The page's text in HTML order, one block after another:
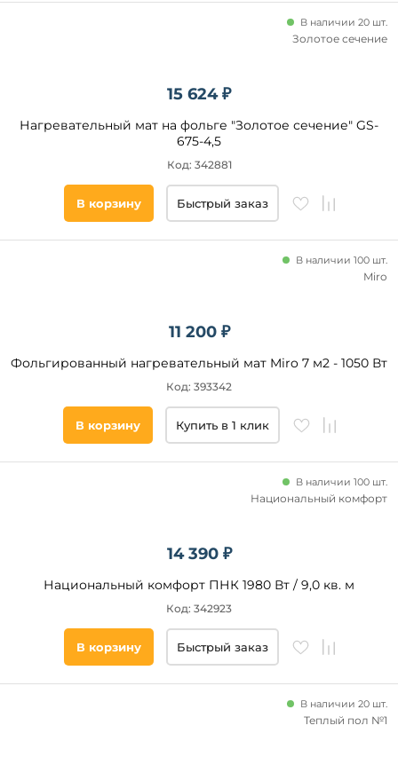
15 624 ₽
Нагревательный мат на фольге "Золотое сечение" GS-
675-4,5
В наличии 20 шт.
Код: 342881
Золотое сечение
В корзину Быстрый заказ
11 200 ₽
Фольгированный нагревательный мат Miro 7 м2 - 1050 Вт
В наличии 100 шт.
Код: 393342
Miro
В корзину Купить в 1 клик
14 390 ₽
Национальный комфорт ПНК 1980 Вт / 9,0 кв. м
В наличии 100 шт.
Код: 342923
Национальный комфорт
В корзину Быстрый заказ
В наличии 20 шт.
Теплый пол №1